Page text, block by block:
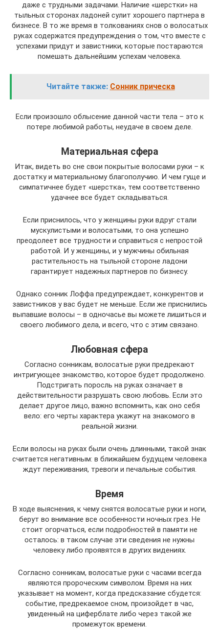
даже с трудными задачами. Наличие «шерстки» на
тыльных сторонах ладоней сулит хорошего партнера в
бизнесе. В то же время в толкованиях снов о волосатых
руках содержатся предупреждения о том, что вместе с
успехами придут и завистники, которые постараются
помешать дальнейшим успехам человека.
Читайте также: Сонник прическа
Если произошло облысение данной части тела – это к
потере любимой работы, неудаче в своем деле.
Материальная сфера
Итак, видеть во сне свои покрытые волосами руки – к
достатку и материальному благополучию. И чем гуще и
симпатичнее будет «шерстка», тем соответственно
удачнее все будет складываться.
Если приснилось, что у женщины руки вдруг стали
мускулистыми и волосатыми, то она успешно
преодолеет все трудности и справиться с непростой
работой. И у женщины, и у мужчины обильная
растительность на тыльной стороне ладони
гарантирует надежных партнеров по бизнесу.
Однако сонник Лоффа предупреждает, конкурентов и
завистников у вас будет не меньше. Если же приснились
выпавшие волосы – в одночасье вы можете лишиться и
своего любимого дела, и всего, что с этим связано.
Любовная сфера
Согласно сонникам, волосатые руки предрекают
интригующее знакомство, которое будет продолжено.
Подстригать поросль на руках означает в
действительности разрушать свою любовь. Если это
делает другое лицо, важно вспомнить, как оно себя
вело: его черты характера укажут на знакомого в
реальной жизни.
Если волосы на руках были очень длинными, такой знак
считается негативным: в ближайшем будущем человека
ждут переживания, тревоги и печальные события.
Время
В ходе выяснения, к чему снятся волосатые руки и ноги,
берут во внимание все особенности ночных грез. Не
стоит огорчаться, если подробностей в памяти не
осталось: в таком случае эти сведения не нужны
человеку либо проявятся в других видениях.
Согласно сонникам, волосатые руки с часами всегда
являются пророческим символом. Время на них
указывает на момент, когда предсказание сбудется:
событие, предрекаемое сном, произойдет в час,
увиденный на циферблате либо через такой же
промежуток времени.